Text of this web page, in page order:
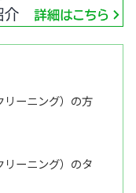
リーニング）の方
リーニング）のタ